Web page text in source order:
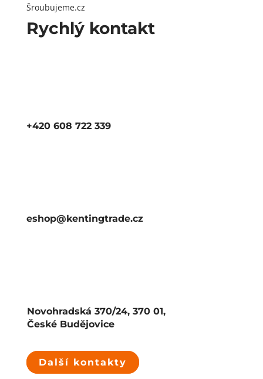
Šroubujeme.cz
Rychlý kontakt
+420 608 722 339
eshop@kentingtrade.cz
Novohradská 370/24, 370 01,
České Budějovice
Další kontakty